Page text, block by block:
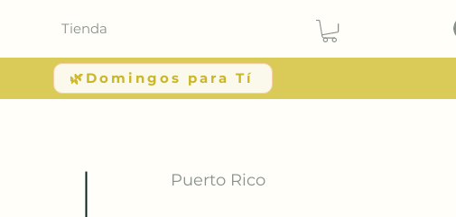
Tienda
🌿Domingos para Tí
Puerto Rico